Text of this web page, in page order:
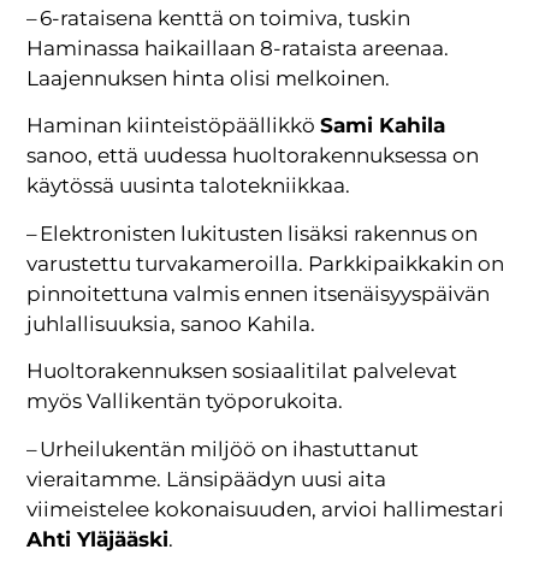
– 6-rataisena kenttä on toimiva, tuskin
Haminassa haikaillaan 8-rataista areenaa.
Laajennuksen hinta olisi melkoinen.
Haminan kiinteistöpäällikköSami Kahila
sanoo, että uudessa huoltorakennuksessa on
käytössä uusinta talotekniikkaa.
– Elektronisten lukitusten lisäksi rakennus on
varustettu turvakameroilla. Parkkipaikkakin on
pinnoitettuna valmis ennen itsenäisyyspäivän
juhlallisuuksia, sanoo Kahila.
Huoltorakennuksen sosiaalitilat palvelevat
myös Vallikentän työporukoita.
– Urheilukentän miljöö on ihastuttanut
vieraitamme. Länsipäädyn uusi aita
viimeistelee kokonaisuuden, arvioi hallimestari
Ahti Yläjääski.